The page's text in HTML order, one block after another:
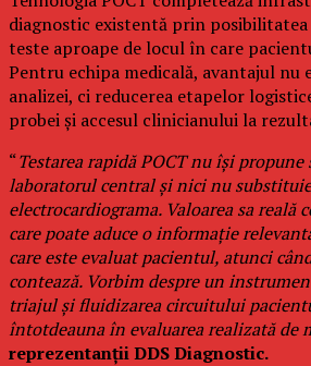
diagnostic existentă prin
teste aproape de locul în care
Pentru echipa medicală, avantajul nu
analizei, ci reducerea etapelor
probei și accesul clinicianului la
“Testarea rapidă POCT nu își propune
laboratorul central și nici nu
electrocardiograma. Valoarea sa reală
care poate aduce o informație
care este evaluat pacientul, atunci
contează. Vorbim despre un
triajul și fluidizarea circuitului
întotdeauna în evaluarea realizată de
reprezentanții DDS Diagnostic.